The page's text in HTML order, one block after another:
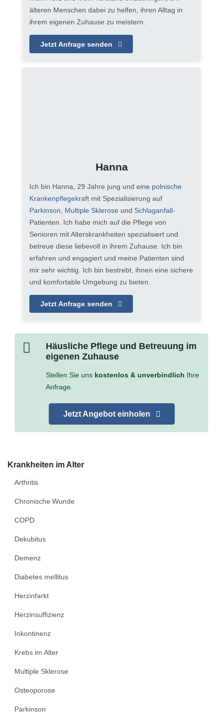
älteren Menschen dabei zu helfen, ihren Alltag in
ihrem eigenen Zuhause zu meistern.
Jetzt Anfrage senden
Hanna
Ich bin Hanna, 29 Jahre jung und eine polnische
Krankenpflegekraft mit Spezialisierung auf
Parkinson
Multiple Sklerose und Schlaganfall-
Patienten. Ich habe mich auf die Pflege von
Senioren mit Alterskrankheiten spezialisiert und
betreue diese liebevoll in ihrem Zuhause. Ich bin
erfahren und engagiert und meine Patienten sind
mir sehr wichtig. Ich bin bestrebt, ihnen eine sichere
und komfortable Umgebung zu bieten.
Jetzt Anfrage senden
Häusliche Pflege und Betreuung im
eigenen Zuhause
Stellen Sie uns kostenlos & unverbindlich Ihre
Anfrage.
Jetzt Angebot einholen
Krankheiten im Alter
Arthritis
Chronische Wunde
COPD
Dekubitus
Demenz
Diabetes mellitus
Herzinfarkt
Herzinsuffizienz
Inkontinenz
Krebs im Alter
Multiple Sklerose
Osteoporose
Parkinson